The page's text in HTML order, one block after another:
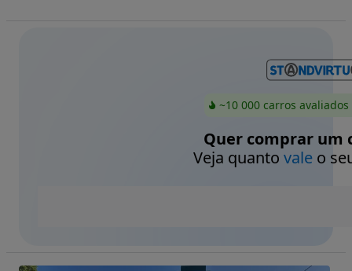
~10 000 carros
Quer comprar um
Veja quanto valeo